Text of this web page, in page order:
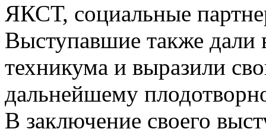
ЯКСТ, социальные
Выступавшие также дали
техникума и выразили
дальнейшему
В заключение своего